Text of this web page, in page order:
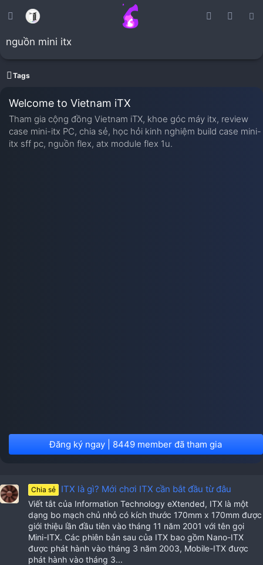
nguồn mini itx
Tags
Welcome to Vietnam iTX
Tham gia cộng đồng Vietnam iTX, khoe góc máy itx, review
case mini-itx PC, chia sẻ, học hỏi kinh nghiệm build case mini-
itx sff pc, nguồn flex, atx module flex 1u.
Đăng ký ngay | 8449 member đã tham gia
Chia sẻ ITX là gì? Mới chơi ITX cần bắt đầu từ đâu
Viết tắt của Information Technology eXtended, ITX là một
dạng bo mạch chủ nhỏ có kích thước 170mm x 170mm được
giới thiệu lần đầu tiên vào tháng 11 năm 2001 với tên gọi
Mini-ITX. Các phiên bản sau của ITX bao gồm Nano-ITX
được phát hành vào tháng 3 năm 2003, Mobile-ITX được
phát hành vào tháng 3...